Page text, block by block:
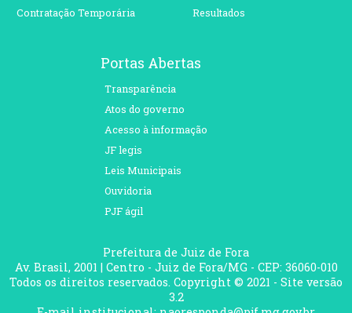
Contratação Temporária
Resultados
Portas Abertas
Transparência
Atos do governo
Acesso à informação
JF legis
Leis Municipais
Ouvidoria
PJF ágil
Prefeitura de Juiz de Fora
Av. Brasil, 2001 | Centro - Juiz de Fora/MG - CEP: 36060-010
Todos os direitos reservados. Copyright © 2021 - Site versão
3.2